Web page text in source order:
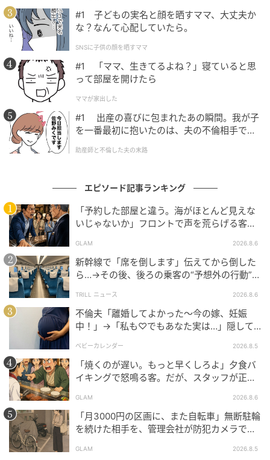
「ローンも教育費もこれからなんだよ。勝手に決めら
れたら、何を信じればいいの、お願いだからちゃんと
言ってよ」
夫はもう、言い返さなかった。観念したように、深く
頭を下げた。
「悪かった。全部、ちゃんと話すべきだった」
開かれた通帳
その日から、夫は通帳を自分から見せるようになっ
た。
お義母さんへの援助そのものは、二人で続けることに
した。
「今月はこれだけ送ったから。一応、見ておいて」
聞いてもいないのに、夫のほうから報告してくる。
隠し事をしていた頃の、あの落ち着かない表情はもう
なかった。
「正直に出してくれて、よかった」
そう返すと、夫はばつが悪そうに目を伏せた。あれだ
け「たいしたことじゃない」と突っぱねていた人が、
今は私の顔色をうかがっている。
#1 子どもの実名と顔を晒すママ、大丈夫か
な？なんて心配していたら。
SNSに子供の顔を晒すママ
#1 「ママ、生きてるよね？」寝ていると思
って部屋を開けたら
ママが家出した
#1 出産の喜びに包まれたあの瞬間。我が子
を一番最初に抱いたのは、夫の不倫相手でし
助産師と不倫した夫の末路
エピソード記事ランキング
「予約した部屋と違う。海がほとんど見えな
いじゃないか」フロントで声を荒らげる客。
GLAM 2026.8.6
新幹線で「席を倒します」伝えてから倒した
ら…→その後、後ろの乗客の“予想外の行動”に
TRILL ニュース 2026.8.6
不倫夫「離婚してよかった〜今の嫁、妊娠
中！」→「私も♡でもあなた実は…」隠して
ベビーカレンダー 2026.8.5
「焼くのが遅い。もっと早くしろよ」夕食バ
イキングで怒鳴る客。だが、スタッフが正論
GLAM 2026.8.6
「月3000円の区画に、また自転車」無断駐輪
を続けた相手を、管理会社が防犯カメラで特
GLAM 2026.8.5